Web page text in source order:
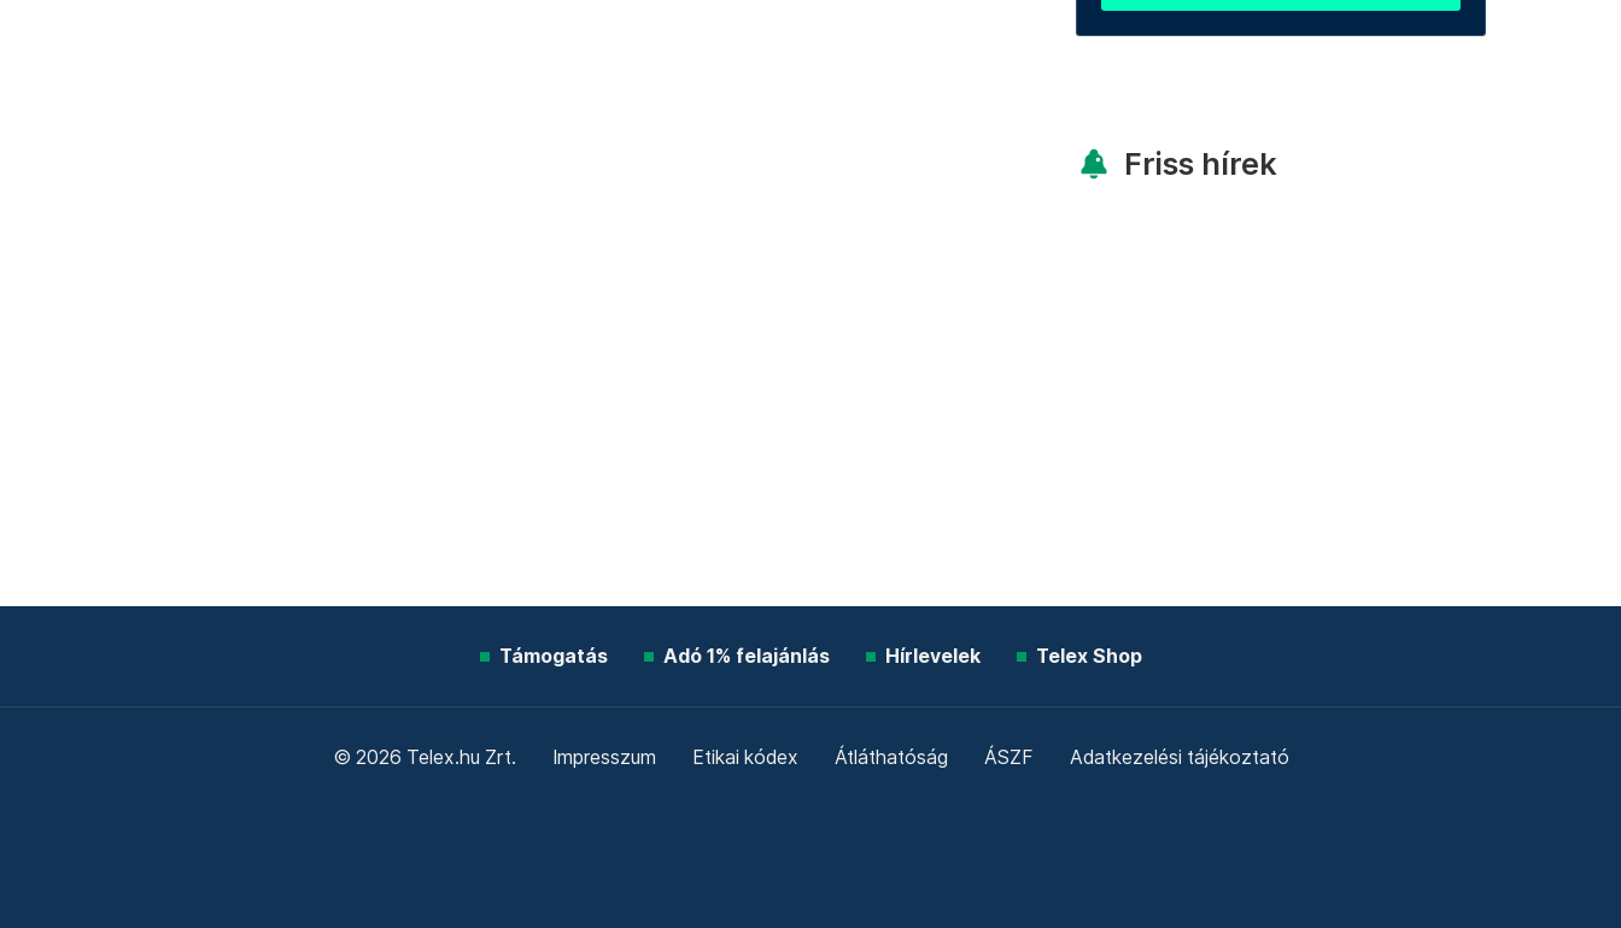
Friss hírek
Támogatás Adó 1% felajánlás Hírlevelek Telex Shop
© 2026 Telex.hu Zrt. Impresszum Etikai kódex Átláthatóság ÁSZF Adatkezelési tájékoztató